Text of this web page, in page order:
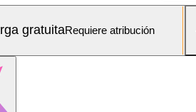
gratuitaRequiere atribución